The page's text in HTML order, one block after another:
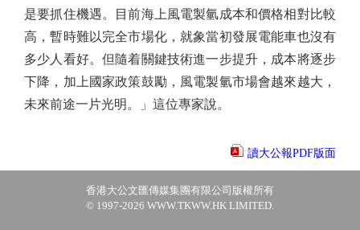
是要抓住機遇。目前海上風電製氫成本和價格相對比較
高，暫時難以完全市場化，就象當初發展電能車也沒有
多少人看好。但隨着關鍵技術進一步提升，成本將逐步
下降，加上國家政策鼓勵，風電製氫市場會越來越大，
未來前途一片光明。」這位專家說。
讀大公報PDF版面
香港大公文匯傳媒集團有限公司版權所有
© 1997-2026 WWW.TKWW.HK LIMITED.